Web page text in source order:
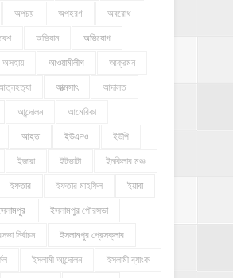
অপচয় অপহরণ অবরোধ
অভিযান অভিযোগ
অসহায় আওয়ামীলীগ আক্রমন
আত্মসাৎ আদালত
আন্দোলন আমেরিকা
আহত ইউএনও ইউপি
ইজারা ইটভাটা ইনকিলাব মঞ্চ
ইফতার ইফতার মাহফিল ইয়াবা
ইসলামপুর পৌরসভা
নির্বাচন ইসলামপুর প্রেসক্লাব
ইসলামী আন্দোলন ইসলামী ব্যাংক